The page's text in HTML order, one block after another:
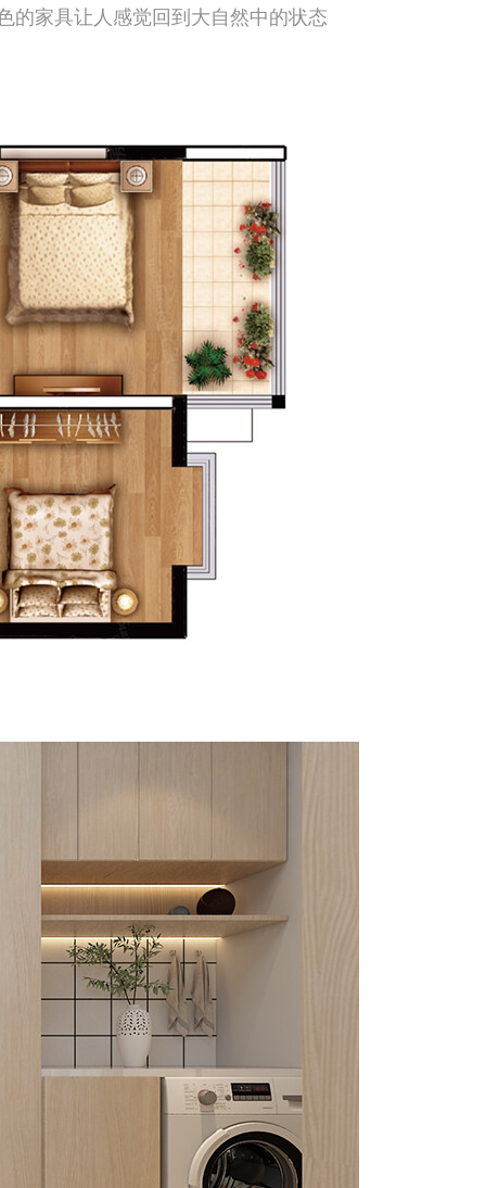
的家具让人感觉回到大自然中的状态